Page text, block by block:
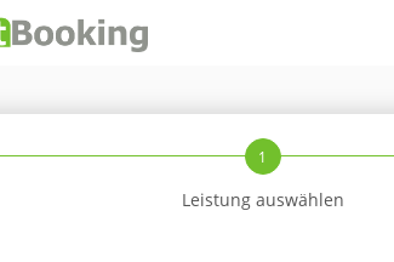
1
Leistung auswählen